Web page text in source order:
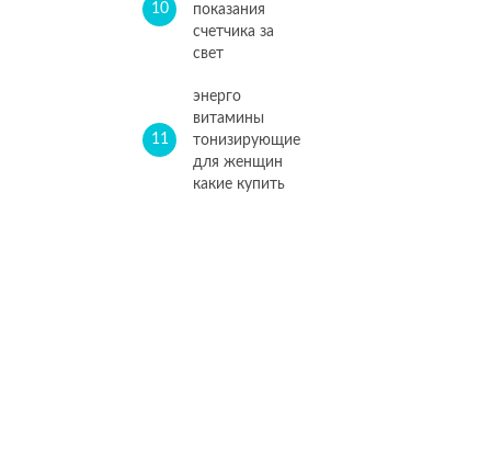
10
показания
счетчика за
свет
11
энерго
витамины
тонизирующие
для женщин
какие купить